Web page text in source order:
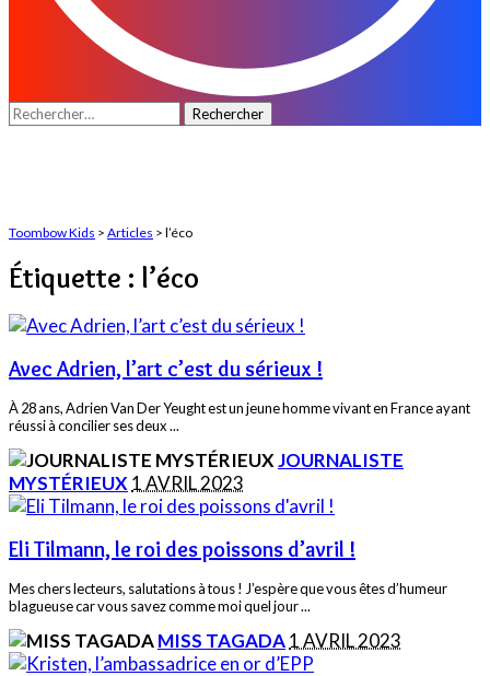
Rechercher :
Toombow Kids > Articles > l’éco
Étiquette : l’éco
Avec Adrien, l’art c’est du sérieux !
À 28 ans, Adrien Van Der Yeught est un jeune homme vivant en France ayant
réussi à concilier ses deux...
POSTED
BY
JOURNALISTE
MYSTÉRIEUX1 AVRIL 2023
Eli Tilmann, le roi des poissons d’avril !
Mes chers lecteurs, salutations à tous ! J’espère que vous êtes d’humeur
blagueuse car vous savez comme moi quel jour...
POSTED
BY
MISS TAGADA1 AVRIL 2023